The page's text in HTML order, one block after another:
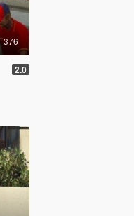
376
2.0